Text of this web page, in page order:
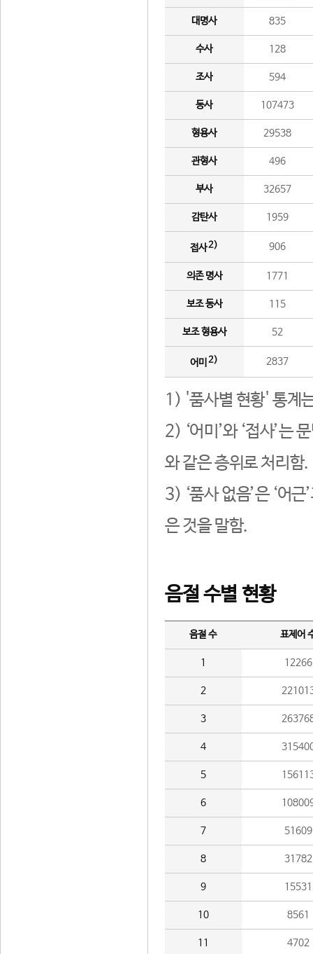
대명사 835
수사 128
조사 594
동사 107473
형용사 29538
관형사 496
부사 32657
감탄사 1959
접사2) 906
의존 명사 1771
보조 동사 115
보조 형용사 52
어미 2) 2837
1) '품사별 현황' 통계
2) ‘어미’와 ‘접사’는
와 같은 층위로 처리함.
3) ‘품사 없음’은 ‘어
은 것을 말함.
음절 수별 현황
음절 수 표제어
1 12266
2
3
4
5
6
7 51609
8 31782
9 15531
10 8561
11 4702